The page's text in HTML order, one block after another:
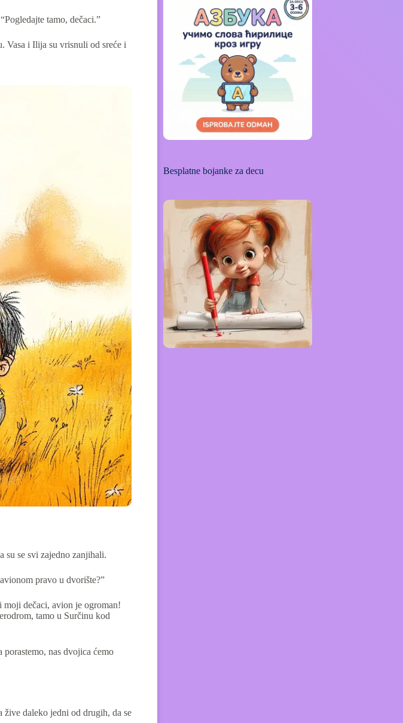
tamo, dečaci.”
Vasa i Ilija su vrisnuli od sreće i
su se svi zajedno zanjihali.
pravo u dvorište?”
dečaci, avion je ogroman!
tamo u Surčinu kod
porastemo, nas dvojica ćemo
daleko jedni od drugih, da se
Besplatne bojanke za decu